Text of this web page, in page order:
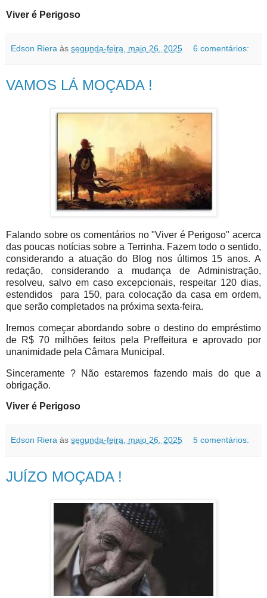
Viver é Perigoso
Edson Riera às segunda-feira, maio 26, 2025 6 comentários:
VAMOS LÁ MOÇADA !
Falando sobre os comentários no "Viver é Perigoso" acerca
das poucas notícias sobre a Terrinha. Fazem todo o sentido,
considerando a atuação do Blog nos últimos 15 anos. A
redação, considerando a mudança de Administração,
resolveu, salvo em caso excepcionais, respeitar 120 dias,
estendidos para 150, para colocação da casa em ordem,
que serão completados na próxima sexta-feira.
Iremos começar abordando sobre o destino do empréstimo
de R$ 70 milhões feitos pela Preffeitura e aprovado por
unanimidade pela Câmara Municipal.
Sinceramente ? Não estaremos fazendo mais do que a
obrigação.
Viver é Perigoso
Edson Riera às segunda-feira, maio 26, 2025 5 comentários:
JUÍZO MOÇADA !